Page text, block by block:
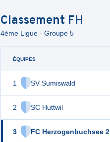
Classement FH
4ème Ligue - Groupe 5
ÉQUIPES
1 SV Sumiswald
2 SC Huttwil
3 FC Herzogenbuchsee 2